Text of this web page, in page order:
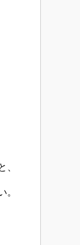
、
。